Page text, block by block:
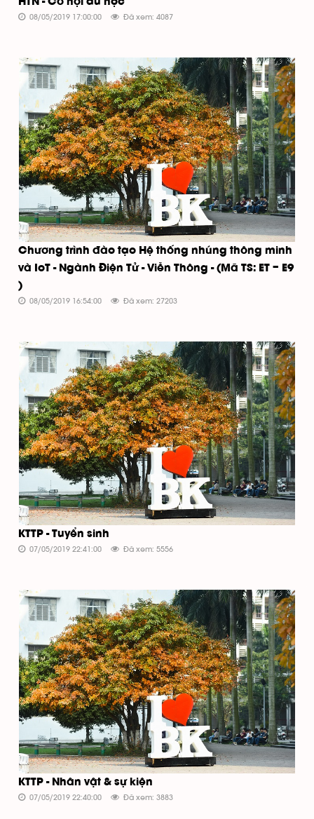
HTN - Cơ hội du học
08/05/2019 17:00:00 Đã xem: 4087
Chương trình đào tạo Hệ thống nhúng thông minh
và IoT - Ngành Điện Tử - Viễn Thông - (Mã TS: ET – E9
)
08/05/2019 16:54:00 Đã xem: 27203
KTTP - Tuyển sinh
07/05/2019 22:41:00 Đã xem: 5556
KTTP - Nhân vật & sự kiện
07/05/2019 22:40:00 Đã xem: 3883